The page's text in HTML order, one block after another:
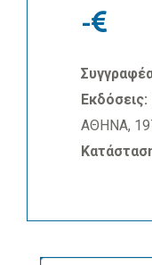
-
Εκδόσεις:
ΑΘΗΝΑ,